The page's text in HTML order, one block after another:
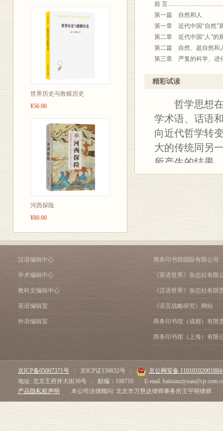
世界历史与救赎历史
¥56.00
河西探险
¥80.00
入微地探讨了
前 言
第一篇 自然和人
第一章 近代中国“自然”
第二章 近代中国“人”的
第二篇 自然、超自然和
第三章 严复的科学、进
——从“自然”、“人性”到人
——胡适东西语境中的自
第三篇 自然、实在和人
第六章 冯友兰的价值理
——“天地境界”与“天人之
第七章 人类如何善待“自
——金岳霖哲学中的“天人
第十一章 自然秩序与人
——张岱年的“天人会通”
第十二章 辜鸿铭儒家道
第十三章 殷海光的终极
第六篇 自然、生命和心
第十四章 生命的创造和
——梁漱溟的伦理生命主义
第十五章 “拒外守内”
——马一浮的反功利与自
——胡适的“科学人生观
精彩试读
哲学思想在
学术语、话语
向近代哲学转
大的传统同另
所产生的结果
了后者，同时
它带来任何的
好的作品在另
整体上说，
个方式展开的
潮；与此相关
代哲学的思想
亦西的哲学理
年代之后的哲
人们对于近代
和第三个方面
汉语编辑中心
学术编辑中心
教科文编辑中心
英语编辑室
外语编辑室
商务印书馆国际有限公司
《英语世界》杂志社有限
《汉语世界》杂志社有限
《语言战略研究》网站
商务印书馆（成都）有限
商务印书馆（上海）有限
京ICP备05007371号 京ICP证150832号
京公网安备
地址: 北京王府井大街36号
邮编：100710
E-mail:
产品隐私权声明
本公司法律顾问: 北京市万慧达律师事务所王宇明律师